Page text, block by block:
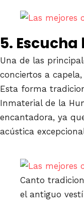
5.
Una de las
conciertos a
Esta forma
Inmaterial de la
encantadora, ya
acústica
Canto
el antiguo